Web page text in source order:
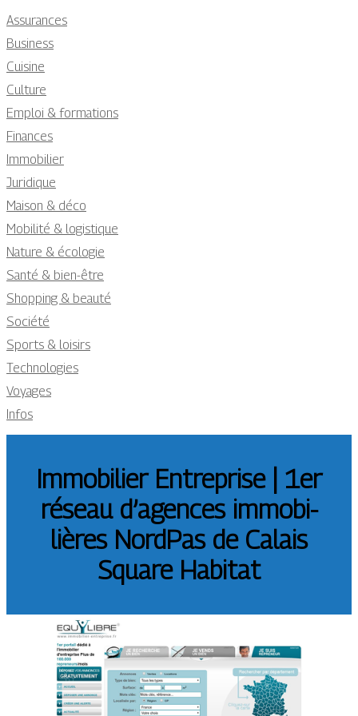
Assurances
Business
Cuisine
Culture
Emploi & formations
Finances
Immobilier
Juridique
Maison & déco
Mobilité & logistique
Nature & écologie
Santé & bien-être
Shopping & beauté
Société
Sports & loisirs
Technologies
Voyages
Infos
Immobilier Entreprise | 1er
réseau d’agences im­mobi­
lières NordPas de Calais
Square Habitat